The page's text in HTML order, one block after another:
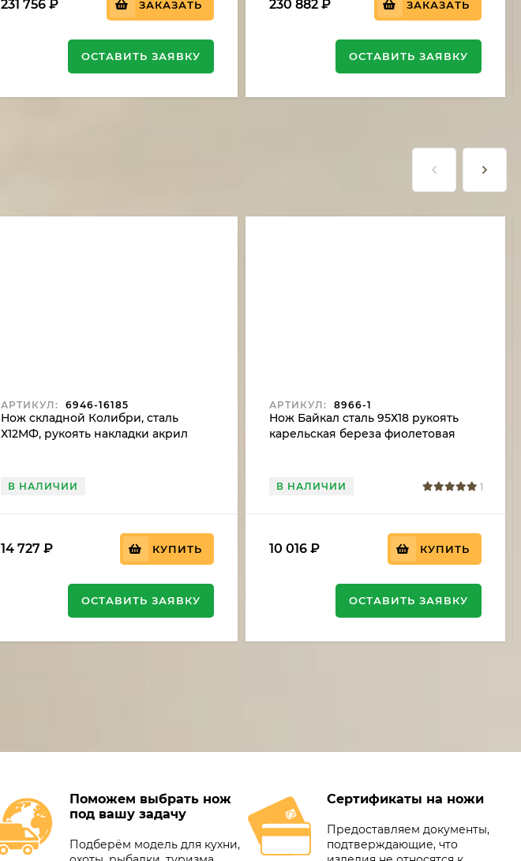
231 756₽ ЗАКАЗАТЬ
ОСТАВИТЬ ЗАЯВКУ
230 882 ₽ ЗАКАЗАТЬ
ОСТАВИТЬ ЗАЯВКУ
АРТИКУЛ: 6946-16185
Нож складной Колибри, сталь
Х12МФ, рукоять накладки акрил
В НАЛИЧИИ
14 727₽ КУПИТЬ
ОСТАВИТЬ ЗАЯВКУ
АРТИКУЛ: 8966-1
Нож Байкал сталь 95Х18 рукоять
карельская береза фиолетовая
В НАЛИЧИИ 1
10 016 ₽ КУПИТЬ
ОСТАВИТЬ ЗАЯВКУ
Поможем выбрать нож
под вашу задачу
Подберём модель для кухни,
Сертификаты на ножи
Предоставляем документы,
подтверждающие, что